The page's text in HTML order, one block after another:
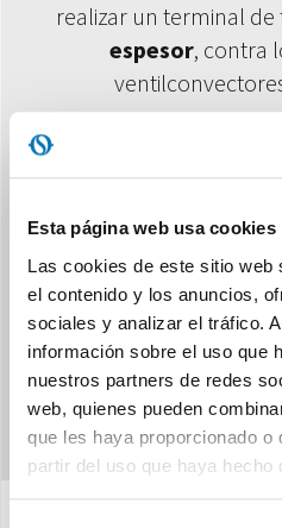
Esta página web usa cookies
Las cookies de este sitio web
el contenido y los anuncios,
sociales y analizar el tráfico.
información sobre el uso que
nuestros partners de redes
web, quienes pueden
que les haya proporcionado o
partir del uso que haya hecho
realizar un terminal de
espesor, contra
DATOS